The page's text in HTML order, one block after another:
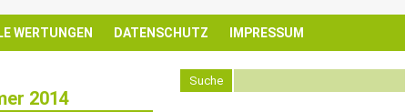
WERTUNGEN DATENSCHUTZ IMPRESSUM
2014
Suche